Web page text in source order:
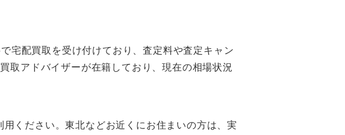
宅配買取を受け付けており、査定料や査定キャン
取アドバイザーが在籍しており、現在の相場状況
ください。東北などお近くにお住まいの方は、実